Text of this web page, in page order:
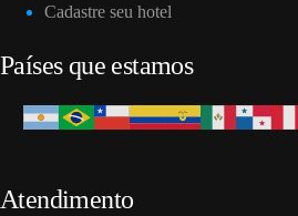
Cadastre seu hotel
Países que estamos
Atendimento